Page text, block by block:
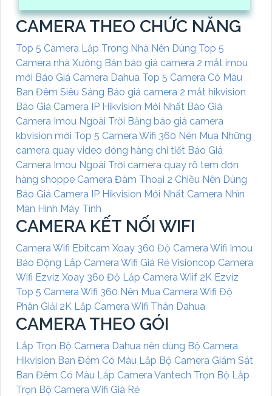
CAMERA THEO CHỨC NĂNG
Top 5 Camera Lắp Trong Nhà Nên Dùng Top 5
Camera nhà Xưởng Bản báo giá camera 2 mắt imou
mới Báo Giá Camera Dahua Top 5 Camera Có Màu
Ban Đêm Siêu Sáng Báo giá camera 2 mắt hikvision
Báo Giá Camera IP Hikvision Mới Nhất Báo Giá
Camera Imou Ngoài Trời Bảng báo giá camera
kbvision mới Top 5 Camera Wifi 360 Nên Mua Những
camera quay video đóng hàng chi tiết Báo Giá
Camera Imou Ngoài Trời camera quay rõ tem đơn
hàng shoppe Camera Đàm Thoại 2 Chiều Nên Dùng
Báo Giá Camera IP Hikvision Mới Nhất Camera Nhìn
Màn Hình Máy Tính
CAMERA KẾT NỐI WIFI
Camera Wifi Ebitcam Xoay 360 Độ Camera Wifi Imou
Báo Động Lắp Camera Wifi Giá Rẻ Visioncop Camera
Wifi Ezviz Xoay 360 Độ Lắp Camera Wiif 2K Ezviz
Top 5 Camera Wifi 360 Nên Mua Camera Wifi Độ
Phân Giải 2K Lắp Camera Wifi Thân Dahua
CAMERA THEO GÓI
Lắp Trọn Bộ Camera Dahua nên dùng Bộ Camera
Hikvision Ban Đêm Có Màu Lắp Bộ Camera Giám Sát
Ban Đêm Có Màu Lắp Camera Vantech Trọn Bộ Lắp
Trọn Bộ Camera Wifi Giá Rẻ